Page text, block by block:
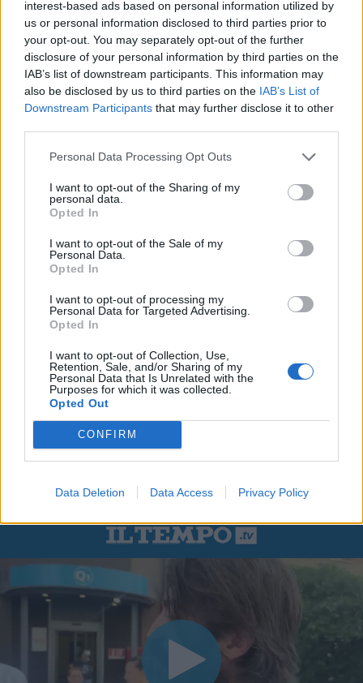
interest-based ads based on personal information utilized by
us or personal information disclosed to third parties prior to
your opt-out. You may separately opt-out of the further
disclosure of your personal information by third parties on the
IAB’s list of downstream participants. This information may
also be disclosed by us to third parties on the IAB’s List of
Downstream Participants that may further disclose it to other
Personal Data Processing Opt Outs
I want to opt-out of the Sharing of my
personal data.
Opted In
I want to opt-out of the Sale of my
Personal Data.
Opted In
I want to opt-out of processing my
Personal Data for Targeted Advertising.
Opted In
I want to opt-out of Collection, Use,
Retention, Sale, and/or Sharing of my
Personal Data that Is Unrelated with the
Purposes for which it was collected.
Opted Out
CONFIRM
Data Deletion Data Access Privacy Policy